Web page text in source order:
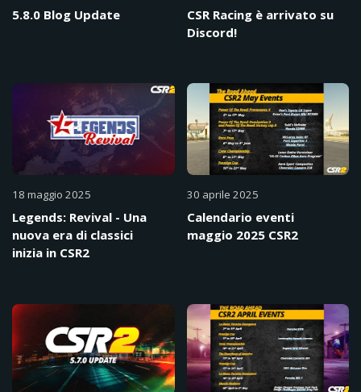
5.8.0 Blog Update
CSR Racing è arrivato su
Discord!
18 maggio 2025
Legends: Revival - Una
nuova era di classici
inizia in CSR2
30 aprile 2025
Calendario eventi
maggio 2025 CSR2